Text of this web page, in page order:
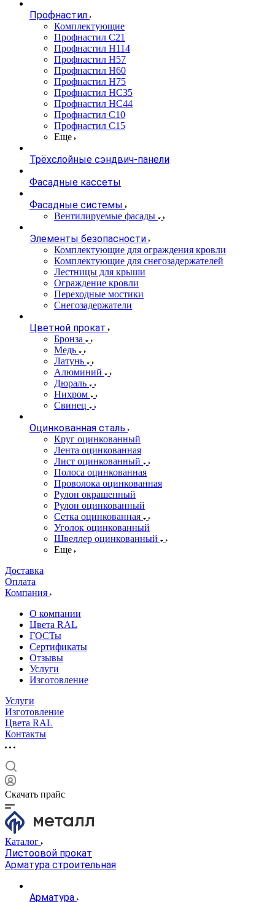
Профнастил
Комплектующие
Профнастил C21
Профнастил Н114
Профнастил Н57
Профнастил Н60
Профнастил Н75
Профнастил НС35
Профнастил НС44
Профнастил С10
Профнастил С15
Еще
Трёхслойные сэндвич-панели
Фасадные кассеты
Фасадные системы
Вентилируемые фасады
Элементы безопасности
Комплектующие для ограждения кровли
Комплектующие для снегозадержателей
Лестницы для крыши
Ограждение кровли
Переходные мостики
Снегозадержатели
Цветной прокат
Бронза
Медь
Латунь
Алюминий
Дюраль
Нихром
Свинец
Оцинкованная сталь
Круг оцинкованный
Лента оцинкованная
Лист оцинкованный
Полоса оцинкованная
Проволока оцинкованная
Рулон окрашенный
Рулон оцинкованный
Сетка оцинкованная
Уголок оцинкованный
Швеллер оцинкованный
Еще
Доставка
Оплата
Компания
О компании
Цвета RAL
ГОСТы
Сертификаты
Отзывы
Услуги
Изготовление
Услуги
Изготовление
Цвета RAL
Контакты
Скачать прайс
Каталог
Листоовой прокат
Арматура строительная
Арматура